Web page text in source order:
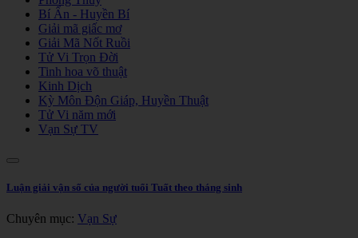
Bí Ẩn - Huyền Bí
Giải mã giấc mơ
Giải Mã Nốt Ruồi
Tử Vi Trọn Đời
Tinh hoa võ thuật
Kinh Dịch
Kỳ Môn Độn Giáp, Huyền Thuật
Tử Vi năm mới
Vạn Sự TV
Luận giải vận số của người tuổi Tuất theo tháng sinh
Chuyên mục: Vạn Sự